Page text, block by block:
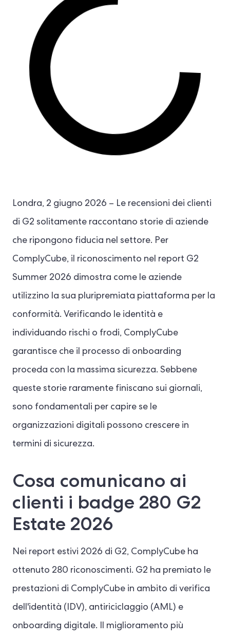
Londra, 2 giugno 2026 – Le recensioni dei clienti
di G2 solitamente raccontano storie di aziende
che ripongono fiducia nel settore. Per
ComplyCube, il riconoscimento nel report G2
Summer 2026 dimostra come le aziende
utilizzino la sua pluripremiata piattaforma per la
conformità. Verificando le identità e
individuando rischi o frodi, ComplyCube
garantisce che il processo di onboarding
proceda con la massima sicurezza. Sebbene
queste storie raramente finiscano sui giornali,
sono fondamentali per capire se le
organizzazioni digitali possono crescere in
termini di sicurezza.
Cosa comunicano ai
clienti i badge 280 G2
Estate 2026
Nei report estivi 2026 di G2, ComplyCube ha
ottenuto 280 riconoscimenti. G2 ha premiato le
prestazioni di ComplyCube in ambito di verifica
dell'identità (IDV), antiriciclaggio (AML) e
onboarding digitale. Il miglioramento più